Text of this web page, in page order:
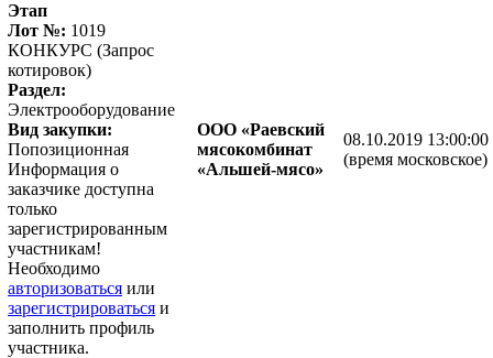
Этап
Лот №: 1019
КОНКУРС (Запрос
котировок)
Раздел:
Электрооборудование
Вид закупки:
Попозиционная
Информация о
заказчике доступна
только
зарегистрированным
участникам!
Необходимо
авторизоваться или
зарегистрироваться и
заполнить профиль
участника.
ООО «Раевский
мясокомбинат
«Альшей-мясо»
08.10.2019 13:00:00
(время московское)